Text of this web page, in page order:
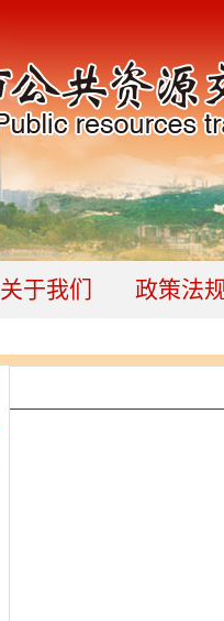
关于我们 政策法